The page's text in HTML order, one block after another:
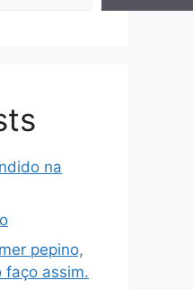
na
pepino,
faço assim.